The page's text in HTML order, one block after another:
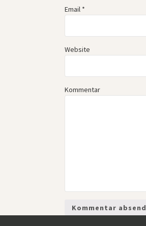
Email *
Website
Kommentar